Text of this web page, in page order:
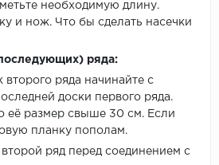
необходимую длину.
и нож. Что бы сделать насечки
ряда:
ряда начинайте с
доски первого ряда.
её размер свыше 30 см. Если
планку пополам.
ряд перед соединением с